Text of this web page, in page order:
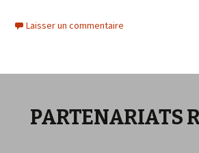
Laisser un commentaire
PARTENARIATS